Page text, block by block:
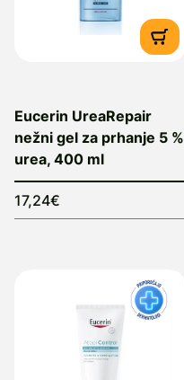
Eucerin UreaRepair
nežni gel za prhanje 5 %
urea, 400 ml
17,24€